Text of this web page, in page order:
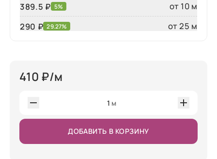
389.5 ₽ 5%
от 10 м
290 ₽ 29.27% от 25 м
410 ₽/м
1 м
ДОБАВИТЬ В КОРЗИНУ